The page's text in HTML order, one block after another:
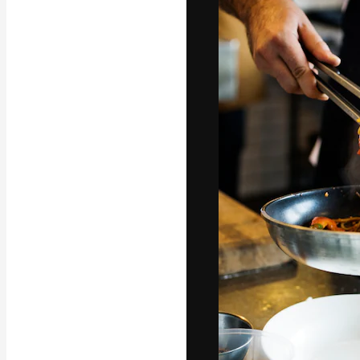
La piattaforma
migliori lavori.
creativi,
Italiano